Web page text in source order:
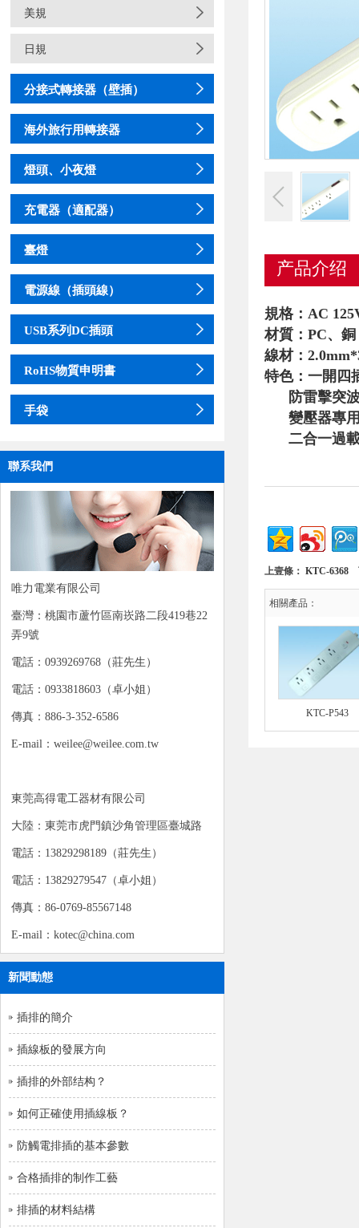
美規
日規
分接式轉接器（壁插）
海外旅行用轉接器
燈頭、小夜燈
充電器（適配器）
臺燈
電源線（插頭線）
USB系列DC插頭
RoHS物質申明書
手袋
聯系我們
唯力電業有限公司
臺灣：桃園市蘆竹區南崁路二段419巷22
弄9號
電話：0939269768（莊先生）
電話：0933818603（卓小姐）
傳真：886-3-352-6586
E-mail：weilee@weilee.com.tw
東莞高得電工器材有限公司
大陸：東莞市虎門鎮沙角管理區臺城路
電話：13829298189（莊先生）
電話：13829279547（卓小姐）
傳真：86-0769-85567148
E-mail：kotec@china.com
新聞動態
插排的簡介
插線板的發展方向
插排的外部结构？
如何正確使用插線板？
防觸電排插的基本參數
合格插排的制作工藝
排插的材料結構
产品介绍
規格：AC
材質：PC、銅
線材：
特色：一開四
防雷擊突波
變壓器專
二合一過載
上壹條： KTC-6368
相關產品：
KTC-P543